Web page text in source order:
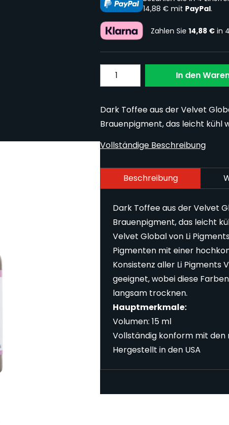
14,88 € mit PayPal.
Zahlen Sie 14,88 €in
Menge In den
Dark Toffee aus der Velvet
Brauenpigment, das leicht kühl
Vollständige Beschreibung
Beschreibung
Dark Toffee aus der Velvet
Brauenpigment, das leicht
Velvet Global von Li
Pigmenten mit einer
Konsistenz aller Li
geeignet, wobei diese
langsam trocknen.
Hauptmerkmale:
Volumen: 15 ml
Vollständig konform mit den
Hergestellt in den USA